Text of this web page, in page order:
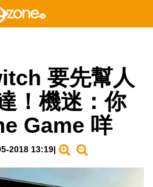
要先幫人
！機迷：你
Game 咩
2018 13:19|